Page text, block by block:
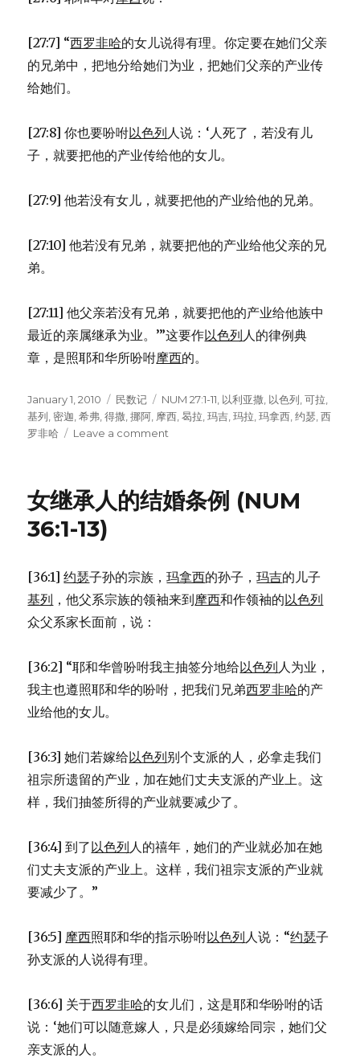
[27:7] “西罗非哈的女儿说得有理。你定要在她们父亲
的兄弟中，把地分给她们为业，把她们父亲的产业传
给她们。
[27:8] 你也要吩咐以色列人说：‘人死了，若没有儿
子，就要把他的产业传给他的女儿。
[27:9] 他若没有女儿，就要把他的产业给他的兄弟。
[27:10] 他若没有兄弟，就要把他的产业给他父亲的兄
弟。
[27:11] 他父亲若没有兄弟，就要把他的产业给他族中
最近的亲属继承为业。’”这要作以色列人的律例典
章，是照耶和华所吩咐摩西的。
Posted
on
January 1, 2010 Categories
民数记 Tags
NUM 27:1-11 以利亚撒 以色列 ,可拉
基列 密迦 ,希弗 ,得撒 ,挪阿 摩西 ,曷拉 ,玛吉 ,玛拉 ,玛拿西 ,约瑟 ,西
罗非哈
Leave a comment
哈
27:1-
11)
女继承人的结婚条例 (NUM
36:1-13)
[36:1]约瑟子孙的宗族，玛拿西的孙子，玛吉的儿子
基列 ，他父系宗族的领袖来到摩西和作领袖的以色列
众父系家长面前，说：
[36:2] “耶和华曾吩咐我主抽签分地给以色列人为业，
我主也遵照耶和华的吩咐，把我们兄弟西罗非哈的产
业给他的女儿。
[36:3] 她们若嫁给以色列别个支派的人，必拿走我们
祖宗所遗留的产业，加在她们丈夫支派的产业上。这
样，我们抽签所得的产业就要减少了。
[36:4] 到了以色列人的禧年，她们的产业就必加在她
们丈夫支派的产业上。这样，我们祖宗支派的产业就
要减少了。”
[36:5] 摩西照耶和华的指示吩咐以色列人说：“约瑟子
孙支派的人说得有理。
[36:6] 关于西罗非哈的女儿们，这是耶和华吩咐的话
说：‘她们可以随意嫁人，只是必须嫁给同宗，她们父
亲支派的人。